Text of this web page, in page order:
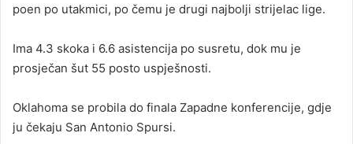
poen po utakmici, po čemu je drugi najbolji strijelac lige.
Ima 4.3 skoka i 6.6 asistencija po susretu, dok mu je
prosječan šut 55 posto uspješnosti.
Oklahoma se probila do finala Zapadne konferencije, gdje
ju čekaju San Antonio Spursi.